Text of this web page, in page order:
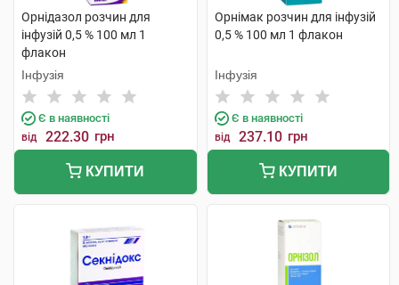
Орнідазол розчин для
інфузій 0,5 % 100 мл 1
флакон
Інфузія
Є в наявності
від 222.30 грн
КУПИТИ
Орнімак розчин для інфузій
0,5 % 100 мл 1 флакон
Інфузія
Є в наявності
від 237.10 грн
КУПИТИ